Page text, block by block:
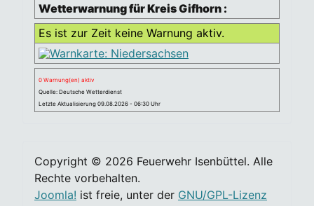
Wetterwarnung für Kreis Gifhorn :
Es ist zur Zeit keine Warnung aktiv.
0 Warnung(en) aktiv
Quelle: Deutsche Wetterdienst
Letzte Aktualisierung 09.08.2026 - 06:30 Uhr
Copyright © 2026 Feuerwehr Isenbüttel. Alle
Rechte vorbehalten.
Joomla! ist freie, unter der GNU/GPL-Lizenz